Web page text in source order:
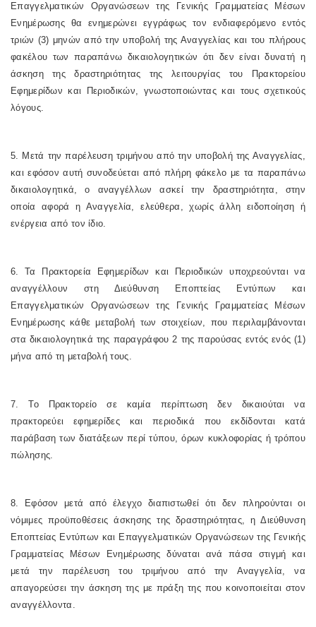
Επαγγελματικών Οργανώσεων της Γενικής Γραμματείας Μέσων
Ενημέρωσης θα ενημερώνει εγγράφως τον ενδιαφερόμενο εντός
τριών (3) μηνών από την υποβολή της Αναγγελίας και του πλήρους
φακέλου των παραπάνω δικαιολογητικών ότι δεν είναι δυνατή η
άσκηση της δραστηριότητας της λειτουργίας του Πρακτορείου
Εφημερίδων και Περιοδικών, γνωστοποιώντας και τους σχετικούς
λόγους.
5. Μετά την παρέλευση τριμήνου από την υποβολή της Αναγγελίας,
και εφόσον αυτή συνοδεύεται από πλήρη φάκελο με τα παραπάνω
δικαιολογητικά, ο αναγγέλλων ασκεί την δραστηριότητα, στην
οποία αφορά η Αναγγελία, ελεύθερα, χωρίς άλλη ειδοποίηση ή
ενέργεια από τον ίδιο.
6. Τα Πρακτορεία Εφημερίδων και Περιοδικών υποχρεούνται να
αναγγέλλουν στη Διεύθυνση Εποπτείας Εντύπων και
Επαγγελματικών Οργανώσεων της Γενικής Γραμματείας Μέσων
Ενημέρωσης κάθε μεταβολή των στοιχείων, που περιλαμβάνονται
στα δικαιολογητικά της παραγράφου 2 της παρούσας εντός ενός (1)
μήνα από τη μεταβολή τους.
7. Το Πρακτορείο σε καμία περίπτωση δεν δικαιούται να
πρακτορεύει εφημερίδες και περιοδικά που εκδίδονται κατά
παράβαση των διατάξεων περί τύπου, όρων κυκλοφορίας ή τρόπου
πώλησης.
8. Εφόσον μετά από έλεγχο διαπιστωθεί ότι δεν πληρούνται οι
νόμιμες προϋποθέσεις άσκησης της δραστηριότητας, η Διεύθυνση
Εποπτείας Εντύπων και Επαγγελματικών Οργανώσεων της Γενικής
Γραμματείας Μέσων Ενημέρωσης δύναται ανά πάσα στιγμή και
μετά την παρέλευση του τριμήνου από την Αναγγελία, να
απαγορεύσει την άσκηση της με πράξη της που κοινοποιείται στον
αναγγέλλοντα.